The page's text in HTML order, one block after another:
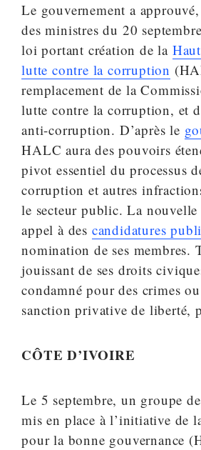
Le gouvernement a
des ministres du 20
loi portant création de la
lutte contre la corruption
remplacement de la
lutte contre la corruption, et
anti-corruption. D’après le
HALC aura des pouvoirs
pivot essentiel du processus
corruption et autres
le secteur public. La
appel à des candidatures
nomination de ses membres.
jouissant de ses droits
condamné pour des crimes
sanction privative de liberté,
CÔTE D’IVOIRE
Le 5 septembre, un groupe
mis en place à l’initiative de
pour la bonne gouvernance